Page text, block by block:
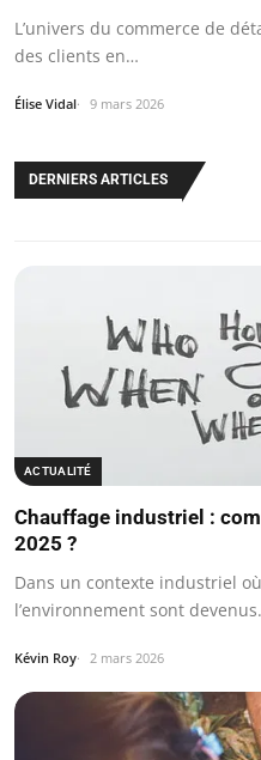
L’univers du commerce de
des clients en…
Élise Vidal 9 mars 2026
DERNIERS ARTICLES
ACTUALITÉ
Chauffage industriel :
2025 ?
Dans un contexte industriel
l’environnement sont
Kévin Roy 2 mars 2026